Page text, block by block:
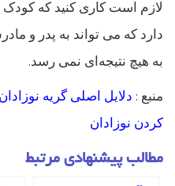
لازم است کاری کنید که
دارد که می تواند به پدر و
به هیچ نتیجه‌ای نمی رسد.
منبع :
کردن نوزادان
مطالب پیشنهادی مرتبط